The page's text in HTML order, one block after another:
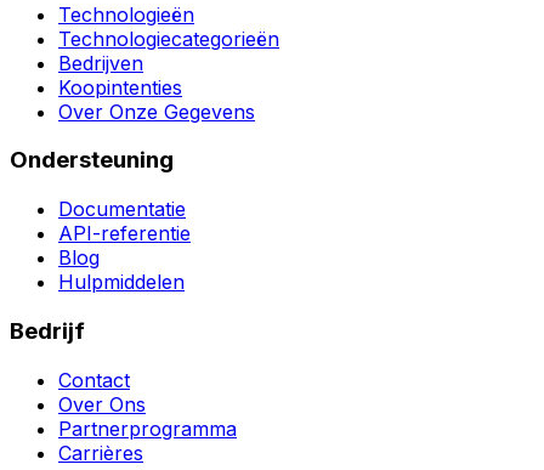
Technologieën
Technologiecategorieën
Bedrijven
Koopintenties
Over Onze Gegevens
Ondersteuning
Documentatie
API-referentie
Blog
Hulpmiddelen
Bedrijf
Contact
Over Ons
Partnerprogramma
Carrières